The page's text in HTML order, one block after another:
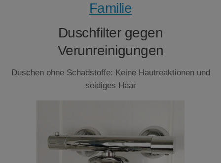
Familie
Duschfilter gegen
Verunreinigungen
Duschen ohne Schadstoffe: Keine Hautreaktionen und
seidiges Haar